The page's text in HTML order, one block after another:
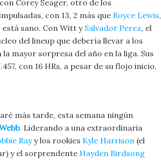
Corey Seager, otro de los
con 13, 2 más que Royce Lewis,
sano. Con Witt ySalvador Perez, el
del lineup que debería llevar a los
mayor sorpresa del año en la liga. Sus
con 16 HRs, a pesar de su flojo inicio.
más tarde, esta semana ningún
. Liderando a una extraordinaria
Rayy los rookies Kyle Harrison (el
y el sorprendente Hayden Birdsong